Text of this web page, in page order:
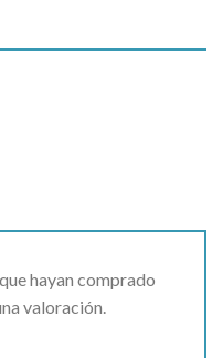
hayan comprado
valoración.